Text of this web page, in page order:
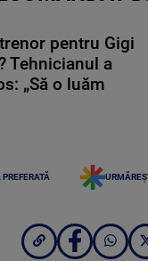
pentru Gigi
Tehnicianul a
„Să o luăm